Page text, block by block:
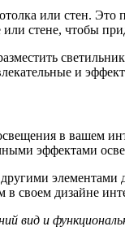
или стен. Это
стене, чтобы
и
в вашем
эффектами
элементами
своем дизайне
вид и